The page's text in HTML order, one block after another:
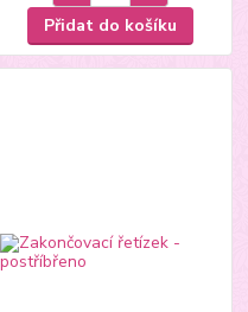
Přidat do košíku